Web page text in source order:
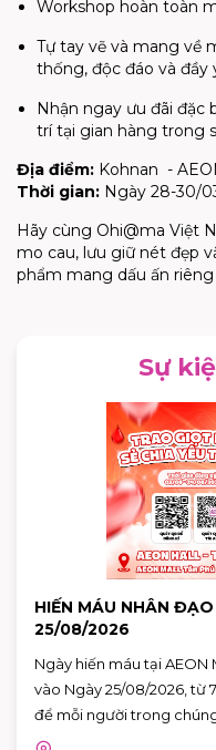
Workshop hoàn toàn
Tự tay vẽ và mang về
thống, độc đáo và đầy
Nhận ngay ưu đãi đặc
trí tại gian hàng trong
Địa điểm: Kohnan -
Thời gian: Ngày 28-30/
Hãy cùng Ohi@ma Việt
mo cau, lưu giữ nét đẹp
phẩm mang dấu ấn riêng
Sự
HIẾN MÁU NHÂN
25/08/2026
Ngày hiến máu tại AEON
vào Ngày 25/08/2026, từ
để mỗi người trong
cứu sống những người